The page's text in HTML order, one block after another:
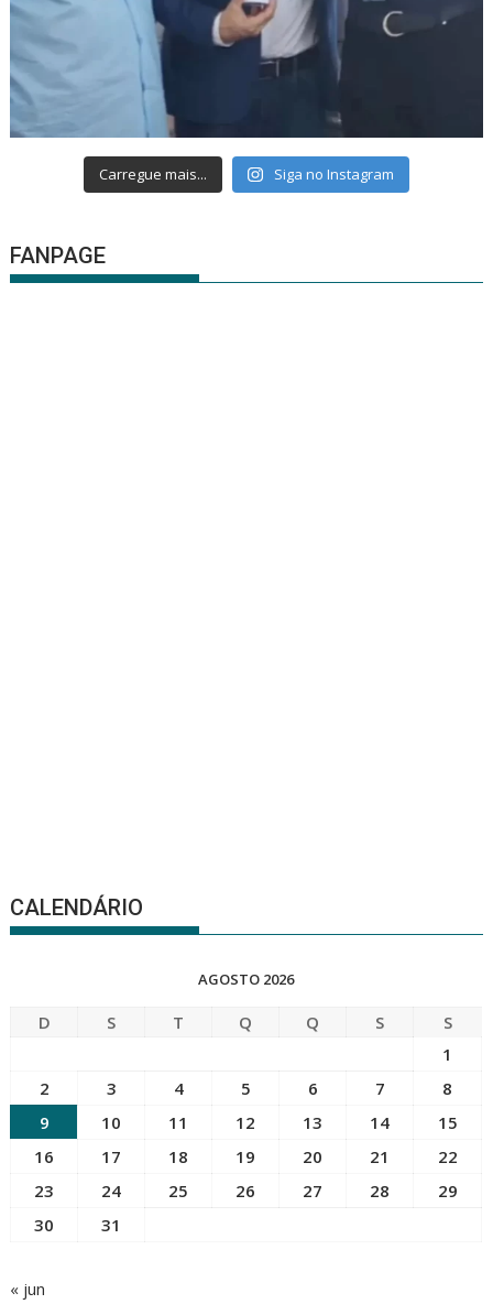
Carregue mais... Siga no Instagram
FANPAGE
CALENDÁRIO
AGOSTO 2026
D S T Q Q S
S
1
2
3 4 5 6 7
8
9
10 11 12 13 14
15
16
17 18 19 20 21
22
23
24 25 26 27 28
29
30
31
« jun